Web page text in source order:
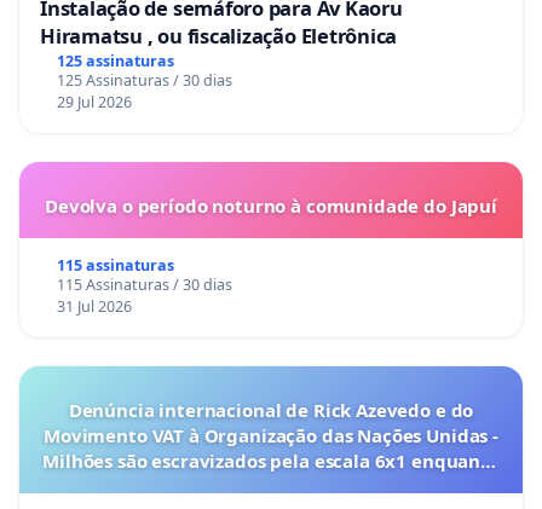
Instalação de semáforo para Av Kaoru
Hiramatsu , ou fiscalização Eletrônica
125 assinaturas
125 Assinaturas / 30 dias
29 Jul 2026
Devolva o período noturno à comunidade do Japuí
115 assinaturas
115 Assinaturas / 30 dias
31 Jul 2026
Denúncia internacional de Rick Azevedo e do
Movimento VAT à Organização das Nações Unidas -
Milhões são escravizados pela escala 6x1 enquanto